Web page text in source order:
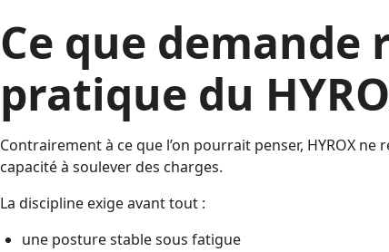
Ce que demande
pratique du
Contrairement à ce que l’on pourrait penser, HYROX
capacité à soulever des charges.
La discipline exige avant tout :
une posture stable sous fatigue